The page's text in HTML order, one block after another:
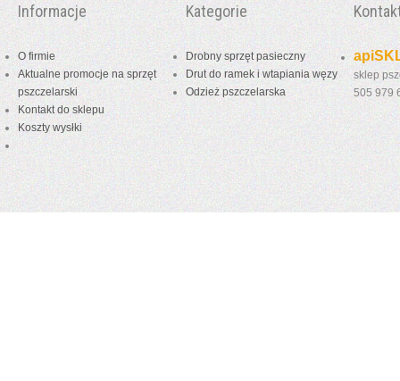
Informacje
O firmie
Aktualne promocje na sprzęt
pszczelarski
Kontakt do sklepu
Koszty wysłki
Kategorie
Drobny sprzęt pasieczny
Drut do ramek i wtapiania węzy
Odzież pszczelarska
sklep
505 979